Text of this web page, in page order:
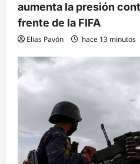
aumenta la presión
frente de la FIFA
Elias Pavón hace 13 minutos